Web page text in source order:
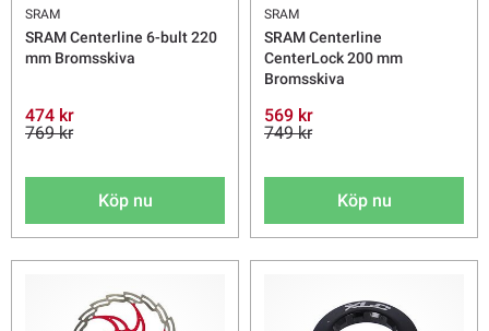
SRAM
SRAM Centerline 6-bult 220
mm Bromsskiva
474 kr
769 kr
Köp nu
SRAM
SRAM Centerline
CenterLock 200 mm
Bromsskiva
569 kr
749 kr
Köp nu